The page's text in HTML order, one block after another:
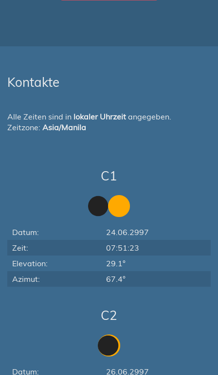
Kontakte
Alle Zeiten sind in lokaler Uhrzeit angegeben.
Zeitzone: Asia/Manila
C1
Datum:
24.06.2997
Zeit:
07:51:23
Elevation:
29.1°
Azimut:
67.4°
C2
Datum: 26.06.2997